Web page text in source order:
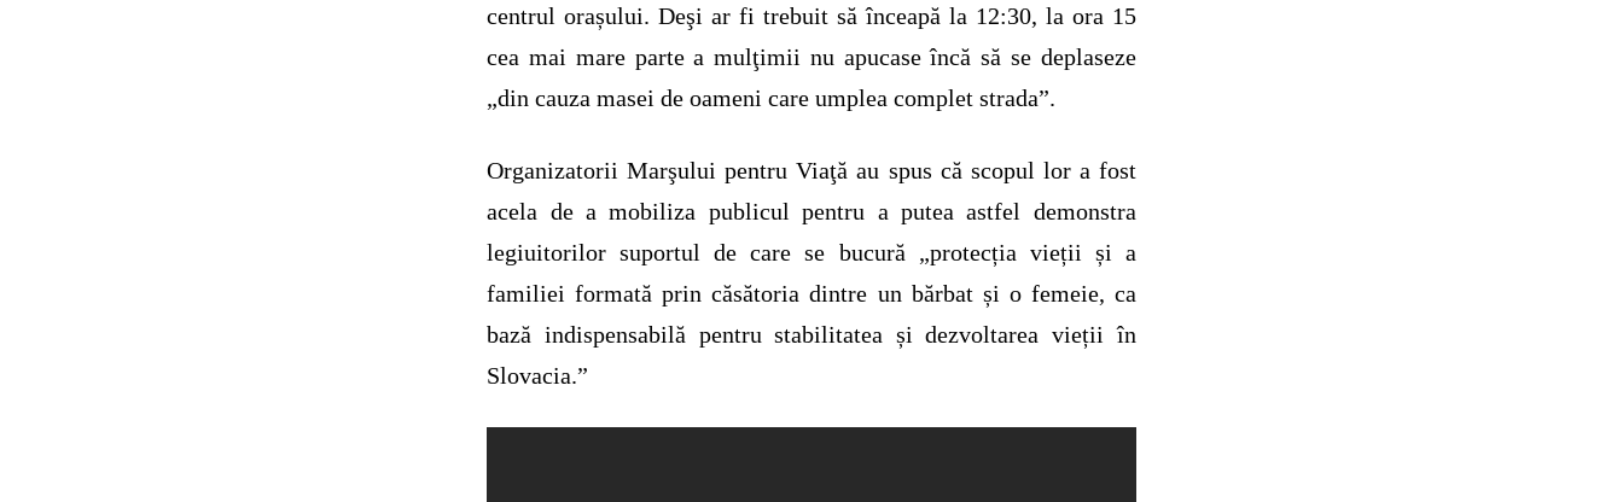
centrul orașului. Deşi ar fi trebuit să înceapă la 12:30, la ora 15
cea mai mare parte a mulţimii nu apucase încă să se deplaseze
„din cauza masei de oameni care umplea complet strada”.
Organizatorii Marşului pentru Viaţă au spus că scopul lor a fost
acela de a mobiliza publicul pentru a putea astfel demonstra
legiuitorilor suportul de care se bucură „protecția vieții și a
familiei formată prin căsătoria dintre un bărbat și o femeie, ca
bază indispensabilă pentru stabilitatea și dezvoltarea vieții în
Slovacia.”